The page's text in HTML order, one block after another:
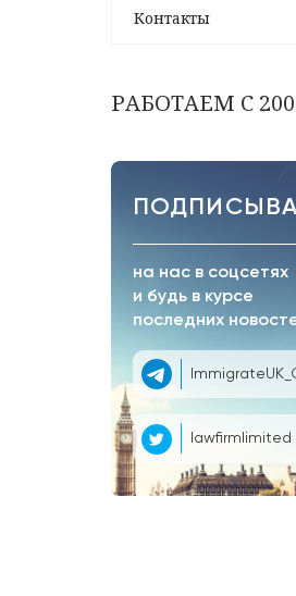
Контакты
РАБОТАЕМ С
на нас в соцсетях
и будь в курсе
последних
lawfirmlimited